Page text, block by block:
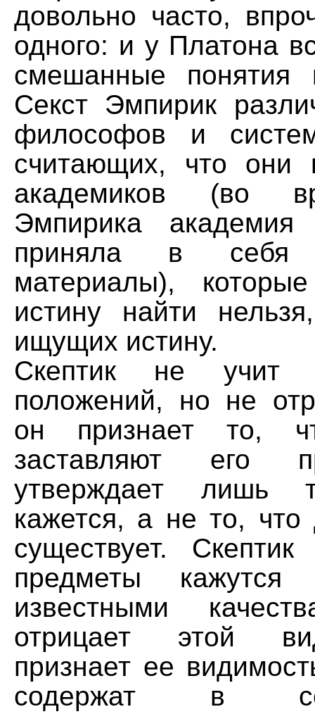
довольно часто,
одного: и у Платона
смешанные понятия
Секст Эмпирик
философов и
считающих, что они
академиков (во
Эмпирика
приняла в себя
материалы),
истину найти
ищущих истину.
Скептик не учит
положений, но не
он признает то,
заставляют его
утверждает
кажется, а не то, что
существует.
предметы кажутся
известными
отрицает этой
признает ее
содержат в